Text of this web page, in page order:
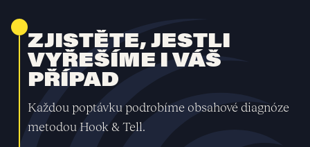
ZJISTĚTE, JESTLI
VYŘEŠÍME I VÁŠ
PŘÍPAD
Každou poptávku podrobíme obsahové diagnóze
metodou Hook & Tell.